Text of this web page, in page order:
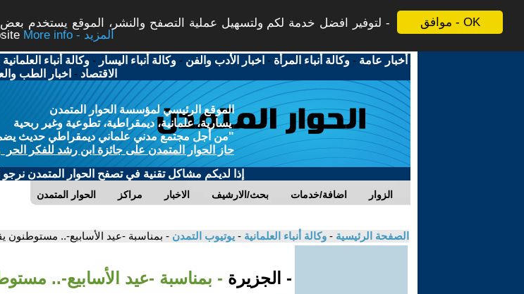
موافق - OK
لتوفير افضل خدمة لكم ولتسهيل عملية التصفح والنشر، الموقع يستخدم
More info - المزيد
أخبار عامة -وكالة أنباء المرأة - اخبار الأدب والفن -وكالة أنباء اليسار -وكالة أنباء العلمانية
الاقتصاد - اخبار الطب
الموقع الرئيسي لمؤسسة الحوار المتمدن
يسارية، علمانية، ديمقراطية، تطوعية وغير ربحية
"من أجل مجتمع مدني علماني ديمقراطي حديث يضمن
حاز الحوار المتمدن على جائزة ابن رشد للفكر الحر
إذا لديكم مشاكل تقنية في تصفح الحوار المتمدن نرجو
الحوار المتمدن مراكز الاخبار بحث/الارشيف اضافة/خدمات الزوار
الصفحة الرئيسية - وكالة أنباء العلمانية - يوتيوب التمدن - بمناسبة -عيد الأسابيع-.. مستوطنون
- الجزيرة - بمناسبة -عيد الأسابيع-..